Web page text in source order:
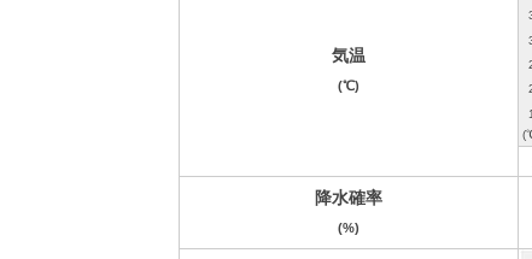
気温
(℃)
降水確率
(%)